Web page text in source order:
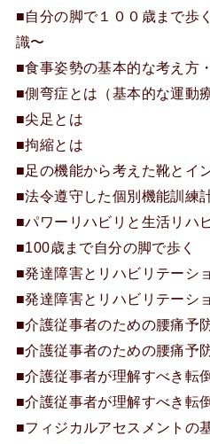
■自分の脚で１００歳まで歩
識〜
■食事姿勢の基本的な考え方
■側弯症とは（基本的な運動
■尖足とは
■拘縮とは
■足の機能から考えた靴とイ
■法令遵守した個別機能訓練
■パワーリハビリと生活リハ
■100歳まで自分の脚で歩く
■発達障害とリハビリテーシ
■発達障害とリハビリテーシ
■介護従事者のための腰痛予
■介護従事者のための腰痛予
■介護従事者が理解すべき転
■介護従事者が理解すべき転
■フィジカルアセスメントの